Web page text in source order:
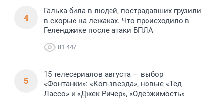
4
Галька била в людей, пострадавших грузили
в скорые на лежаках. Что происходило в
Геленджике после атаки БПЛА
81 447
5
15 телесериалов августа — выбор
«Фонтанки»: «Коп-звезда», новые «Тед
Лассо» и «Джек Ричер», «Одержимость»